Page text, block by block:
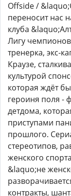
Offside /
переносит нас
клуба
Лигу
тренерка, экс-
Краузе,
культурой
которая ждёт
героиня поля -
детдома,
приступами
прошлого.
стереотипов,
женского
&laquo;не
контракты,